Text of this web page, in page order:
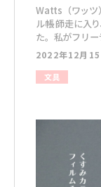
Watts（ワッツ
ル帳 師走に入り、なんとなく気ぜわしい12月に入りまし
た。私がフリ
は革製のシステ
るモノだから
2022年12月15
文具